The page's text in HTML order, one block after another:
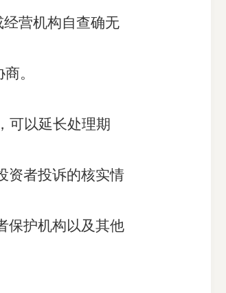
营机构自查确无
。
可以延长处理期
资者投诉的核实情
保护机构以及其他